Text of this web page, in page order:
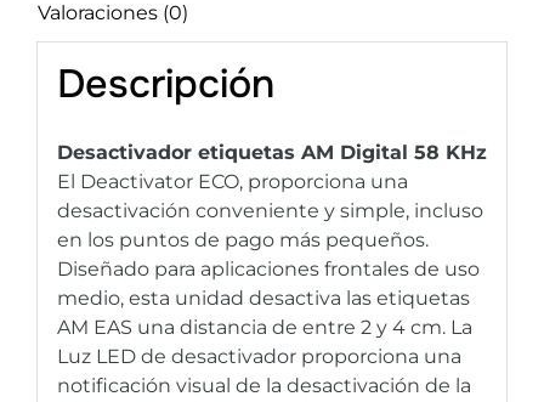
Valoraciones (0)
Descripción
Desactivador etiquetas AM Digital 58 KHz
El Deactivator ECO, proporciona una
desactivación conveniente y simple, incluso
en los puntos de pago más pequeños.
Diseñado para aplicaciones frontales de uso
medio, esta unidad desactiva las etiquetas
AM EAS una distancia de entre 2 y 4 cm. La
Luz LED de desactivador proporciona una
notificación visual de la desactivación de la